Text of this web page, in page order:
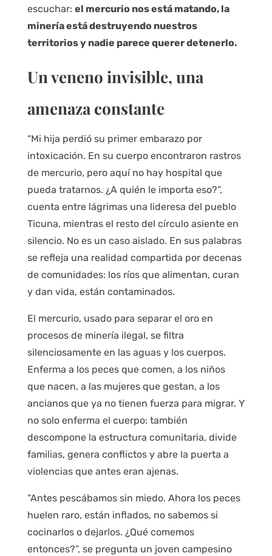
escuchar: el mercurio nos está matando, la
minería está destruyendo nuestros
territorios y nadie parece querer detenerlo.
Un veneno invisible, una
amenaza constante
“Mi hija perdió su primer embarazo por
intoxicación. En su cuerpo encontraron rastros
de mercurio, pero aquí no hay hospital que
pueda tratarnos. ¿A quién le importa eso?”,
cuenta entre lágrimas una lideresa del pueblo
Ticuna, mientras el resto del círculo asiente en
silencio. No es un caso aislado. En sus palabras
se refleja una realidad compartida por decenas
de comunidades: los ríos que alimentan, curan
y dan vida, están contaminados.
El mercurio, usado para separar el oro en
procesos de minería ilegal, se filtra
silenciosamente en las aguas y los cuerpos.
Enferma a los peces que comen, a los niños
que nacen, a las mujeres que gestan, a los
ancianos que ya no tienen fuerza para migrar. Y
no solo enferma el cuerpo: también
descompone la estructura comunitaria, divide
familias, genera conflictos y abre la puerta a
violencias que antes eran ajenas.
“Antes pescábamos sin miedo. Ahora los peces
huelen raro, están inflados, no sabemos si
cocinarlos o dejarlos. ¿Qué comemos
entonces?”, se pregunta un joven campesino